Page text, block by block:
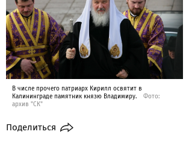
В числе прочего патриарх Кирилл освятит в
Калининграде памятник князю Владимиру.
Фото:
архив "СК"
Поделиться